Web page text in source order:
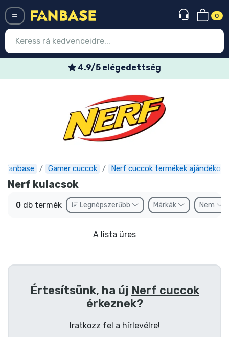
0
4.9/5 elégedettség
Fanbase Gamer cuccok Nerf cuccok termékek ajándékok
Nerf kulacsok
0 db termék Legnépszerűbb Márkák Nem
A lista üres
Értesítsünk, ha új Nerf cuccok
érkeznek?
Iratkozz fel a hírlevélre!
Legújabb cuccok
Akciós ajánlatok
Express szállítás
Előrendelhető cuccok
Outlet cuccok
Sorozatos cuccok